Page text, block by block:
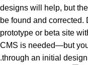
designs will help, but
be found and corrected.
prototype or beta site
CMS is needed—but
through an initial design